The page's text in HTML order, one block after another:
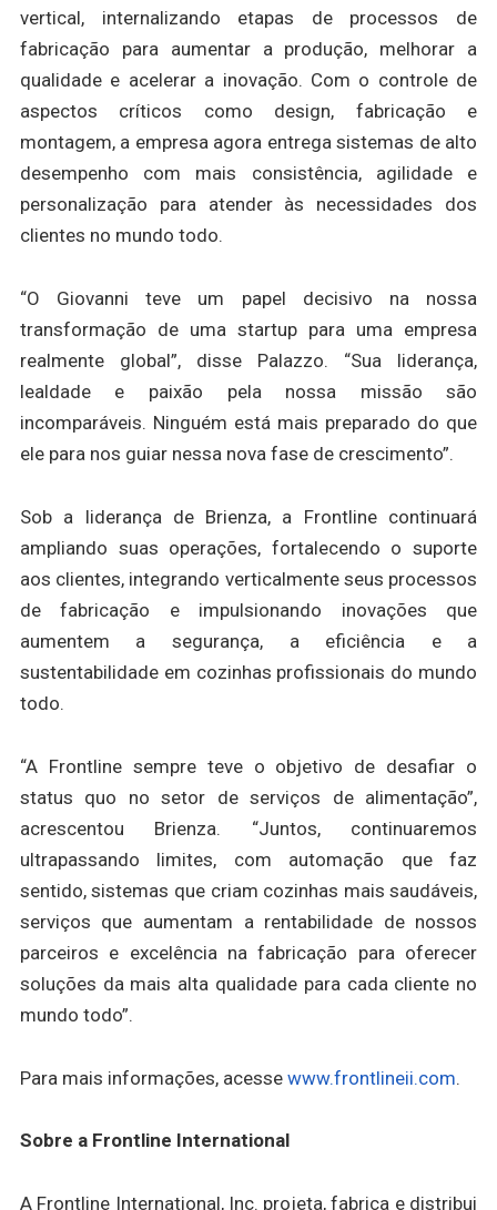
vertical, internalizando etapas de processos de
fabricação para aumentar a produção, melhorar a
qualidade e acelerar a inovação. Com o controle de
aspectos críticos como design, fabricação e
montagem, a empresa agora entrega sistemas de alto
desempenho com mais consistência, agilidade e
personalização para atender às necessidades dos
clientes no mundo todo.
“O Giovanni teve um papel decisivo na nossa
transformação de uma startup para uma empresa
realmente global”, disse Palazzo. “Sua liderança,
lealdade e paixão pela nossa missão são
incomparáveis. Ninguém está mais preparado do que
ele para nos guiar nessa nova fase de crescimento”.
Sob a liderança de Brienza, a Frontline continuará
ampliando suas operações, fortalecendo o suporte
aos clientes, integrando verticalmente seus processos
de fabricação e impulsionando inovações que
aumentem a segurança, a eficiência e a
sustentabilidade em cozinhas profissionais do mundo
todo.
“A Frontline sempre teve o objetivo de desafiar o
status quo no setor de serviços de alimentação”,
acrescentou Brienza. “Juntos, continuaremos
ultrapassando limites, com automação que faz
sentido, sistemas que criam cozinhas mais saudáveis,
serviços que aumentam a rentabilidade de nossos
parceiros e excelência na fabricação para oferecer
soluções da mais alta qualidade para cada cliente no
mundo todo”.
Para mais informações, acesse www.frontlineii.com.
Sobre a Frontline International
A Frontline International, Inc. projeta, fabrica e distribui